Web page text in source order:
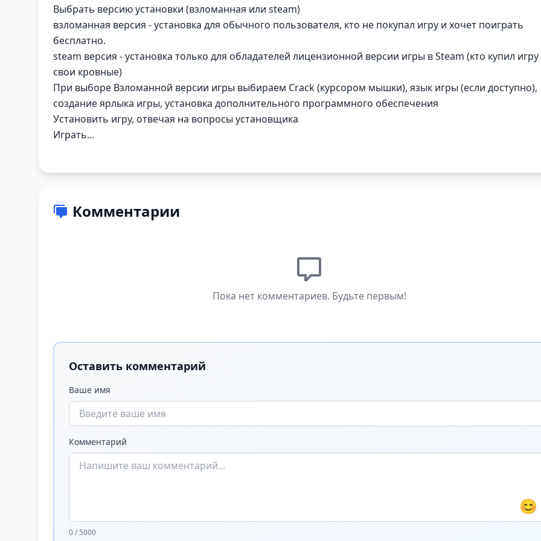
Выбрать версию установки (взломанная или steam)
взломанная версия - установка для обычного пользователя, кто не покупал игру и хочет поиграть
бесплатно.
steam версия - установка только для обладателей лицензионной версии игры в Steam (кто купил игру
свои кровные)
При выборе Взломанной версии игры выбираем Сrack (курсором мышки), язык игры (если доступно),
создание ярлыка игры, установка дополнительного программного обеспечения
Установить игру, отвечая на вопросы установщика
Играть...
Комментарии
Пока нет комментариев. Будьте первым!
Оставить комментарий
Ваше имя
Комментарий
😊
0 / 5000